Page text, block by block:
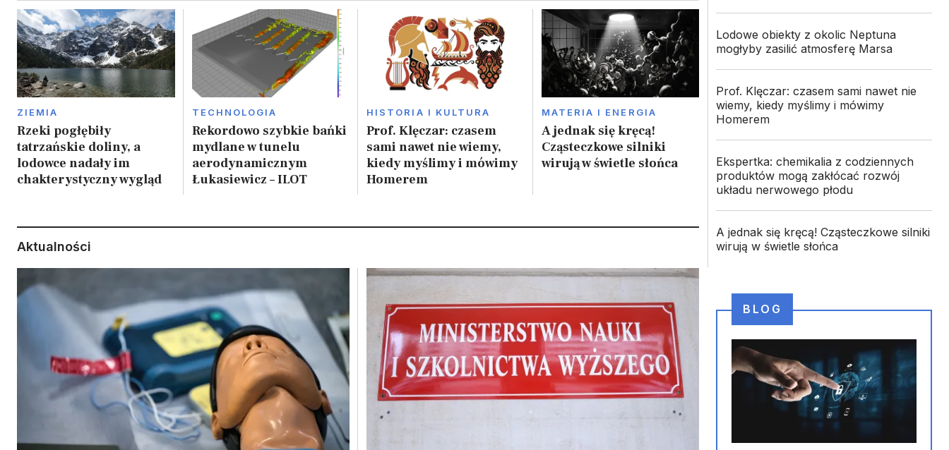
ZIEMIA
Rzeki pogłębiły
tatrzańskie doliny, a
lodowce nadały im
chakterystyczny wygląd
TECHNOLOGIA
Rekordowo szybkie bańki
mydlane w tunelu
aerodynamicznym
Łukasiewicz – ILOT
HISTORIA I KULTURA
Prof. Klęczar: czasem
sami nawet nie wiemy,
kiedy myślimy i mówimy
Homerem
MATERIA I ENERGIA
A jednak się kręcą!
Cząsteczkowe silniki
wirują w świetle słońca
Aktualności
Lodowe obiekty z okolic Neptuna
mogłyby zasilić atmosferę Marsa
Prof. Klęczar: czasem sami nawet nie
wiemy, kiedy myślimy i mówimy
Homerem
Ekspertka: chemikalia z codziennych
produktów mogą zakłócać rozwój
układu nerwowego płodu
A jednak się kręcą! Cząsteczkowe silniki
wirują w świetle słońca
BLOG